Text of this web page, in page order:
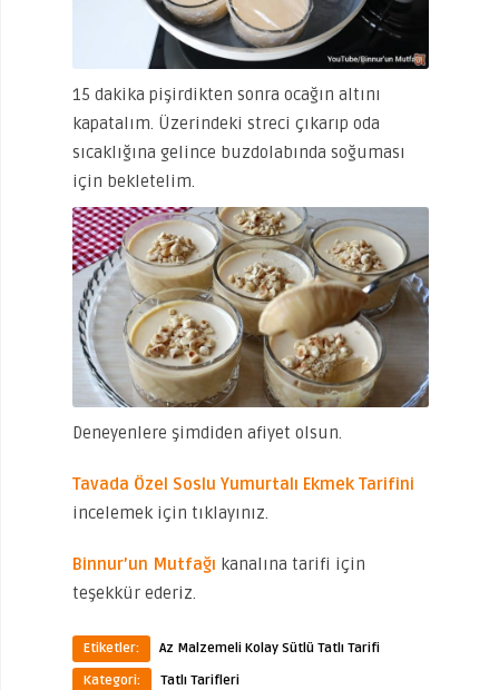
15 dakika pişirdikten sonra ocağın altını
kapatalım. Üzerindeki streci çıkarıp oda
sıcaklığına gelince buzdolabında soğuması
için bekletelim.
Deneyenlere şimdiden afiyet olsun.
Tavada Özel Soslu Yumurtalı Ekmek Tarifini
incelemek için tıklayınız.
Binnur’un Mutfağı kanalına tarifi için
teşekkür ederiz.
Etiketler:
Az Malzemeli Kolay Sütlü Tatlı Tarifi
Kategori:
Tatlı Tarifleri